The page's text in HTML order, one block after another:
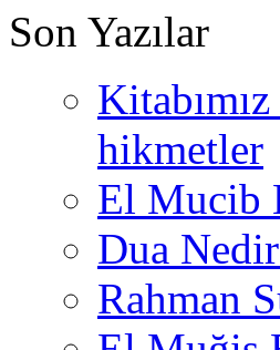
Son Yazılar
hikmetler
El Mucib
Dua
Rahman